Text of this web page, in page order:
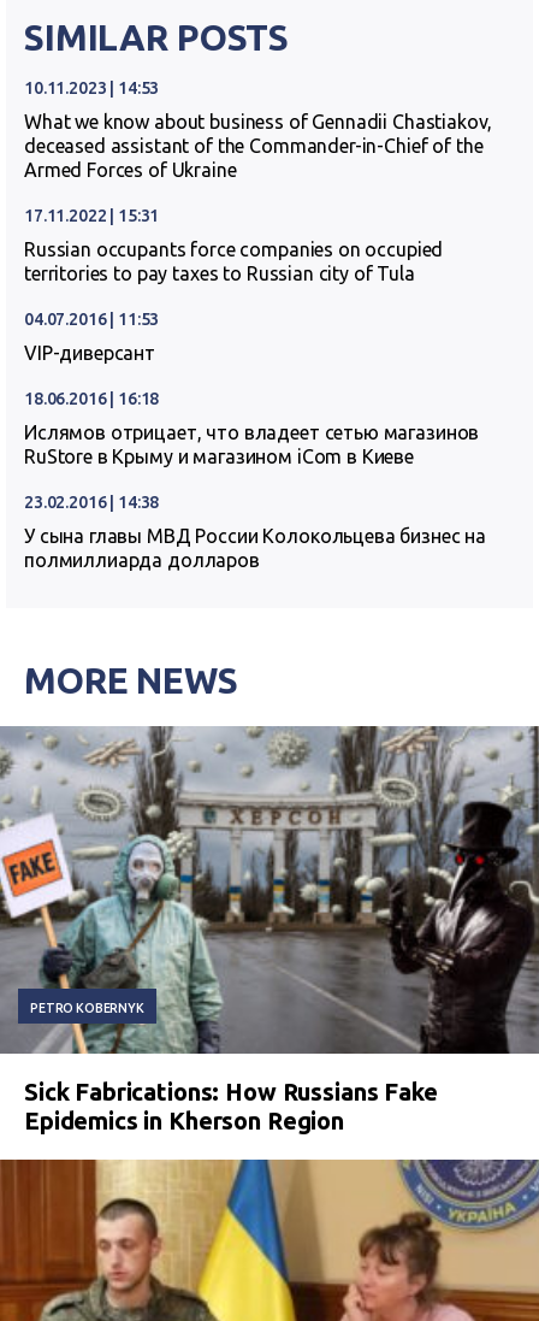
SIMILAR POSTS
10.11.2023 | 14:53
What we know about business of Gennadii Chastiakov,
deceased assistant of the Commander-in-Chief of the
Armed Forces of Ukraine
17.11.2022 | 15:31
Russian occupants force companies on occupied
territories to pay taxes to Russian city of Tula
04.07.2016 | 11:53
VIP-диверсант
18.06.2016 | 16:18
Ислямов отрицает, что владеет сетью магазинов
RuStore в Крыму и магазином iCom в Киеве
23.02.2016 | 14:38
У сына главы МВД России Колокольцева бизнес на
полмиллиарда долларов
MORE NEWS
PETRO KOBERNYK
Sick Fabrications: How Russians Fake
Epidemics in Kherson Region